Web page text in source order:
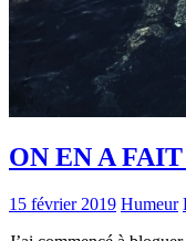
ON EN A
15 février 2019 Humeur